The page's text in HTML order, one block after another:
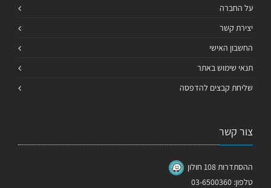
על החברה
יצירת קשר
החשבון האישי
תנאי שימוש באתר
שליחת קבצים להדפסה
צור קשר
ההסתדרות 108 חולון
טלפון: 03-6500360